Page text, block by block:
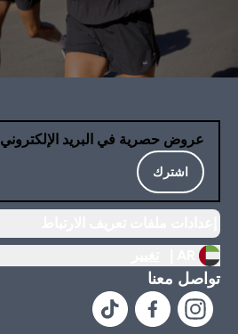
عروض حصرية في البريد الإلكتروني
اشترك
تواصل معنا